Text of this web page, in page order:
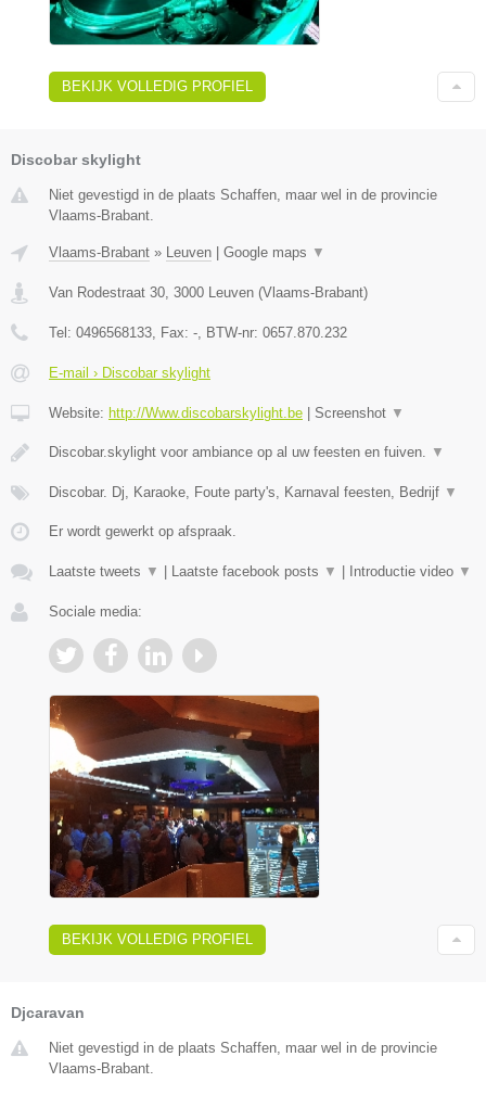
BEKIJK VOLLEDIG PROFIEL
Discobar skylight
Niet gevestigd in de plaats Schaffen, maar wel in de provincie
Vlaams-Brabant.
Vlaams-Brabant » Leuven Google maps ▼
Van Rodestraat 30, 3000 Leuven (Vlaams-Brabant)
Tel: 0496568133, Fax: -, BTW-nr: 0657.870.232
E-mail › Discobar skylight
Website: http://Www.discobarskylight.be Screenshot ▼
Discobar.skylight voor ambiance op al uw feesten en fuiven. ▼
Discobar. Dj, Karaoke, Foute party's, Karnaval feesten, Bedrijf ▼
Er wordt gewerkt op afspraak.
Laatste tweets ▼ Laatste facebook posts ▼ Introductie video ▼
Sociale media:
BEKIJK VOLLEDIG PROFIEL
Djcaravan
Niet gevestigd in de plaats Schaffen, maar wel in de provincie
Vlaams-Brabant.